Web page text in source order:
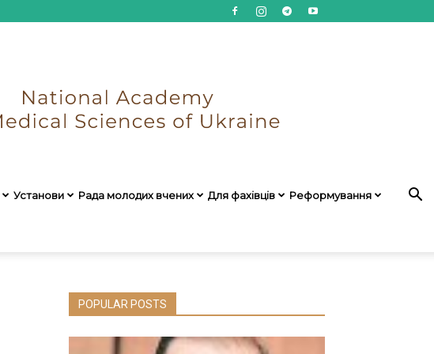
Установи Рада молодих вчених Для фахівців Реформування
POPULAR POSTS